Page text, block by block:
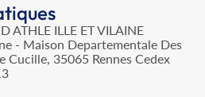
ATHLE ILLE ET VILAINE
- Maison Departementale Des
Cucille, 35065 Rennes Cedex